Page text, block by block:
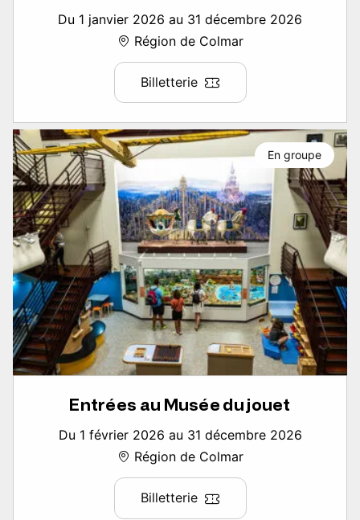
Du 1 janvier 2026 au 31 décembre 2026
Région de Colmar
Billetterie
Entrées au Musée du jouet
Du 1 février 2026 au 31 décembre 2026
Région de Colmar
Billetterie
En groupe